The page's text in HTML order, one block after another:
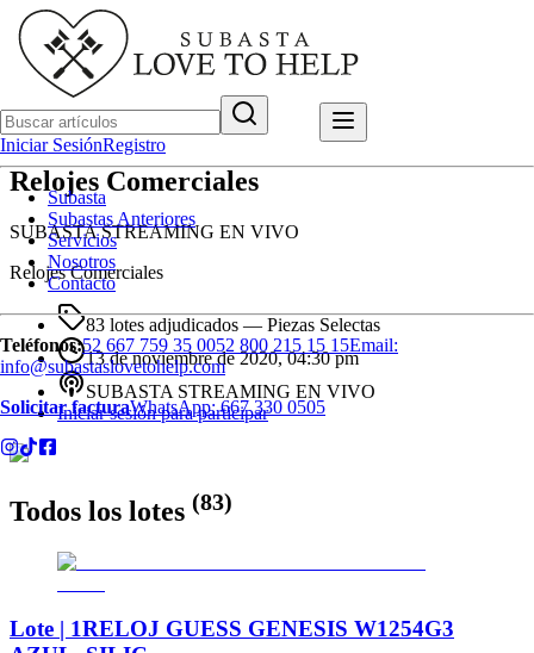
Iniciar SesiónRegistro
Subasta
Subastas Anteriores
Servicios
Nosotros
Contacto
Teléfonos:52 667 759 35 0052 800 215 15 15Email:
info@subastaslovetohelp.com
Solicitar facturaWhatsApp:667 330 0505
Relojes Comerciales
SUBASTA STREAMING EN VIVO
Relojes Comerciales
83 lotes adjudicados — Piezas Selectas
13 de noviembre de 2020, 04:30 pm
SUBASTA STREAMING EN VIVO
Iniciar sesión para participar
Todos los lotes (83)
Lote | 1RELOJ GUESS GENESIS W1254G3